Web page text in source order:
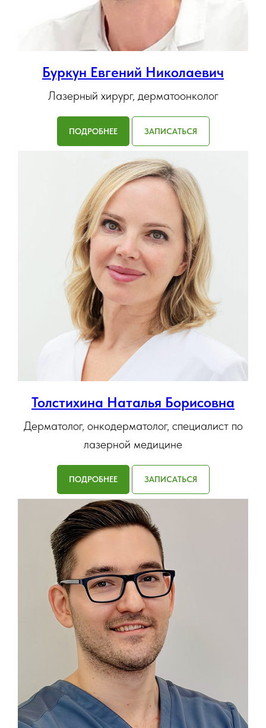
Буркун Евгений Николаевич
Лазерный хирург, дерматоонколог
ПОДРОБНЕЕ ЗАПИСАТЬСЯ
Толстихина Наталья Борисовна
Дерматолог, онкодерматолог, специалист по
лазерной медицине
ПОДРОБНЕЕ ЗАПИСАТЬСЯ